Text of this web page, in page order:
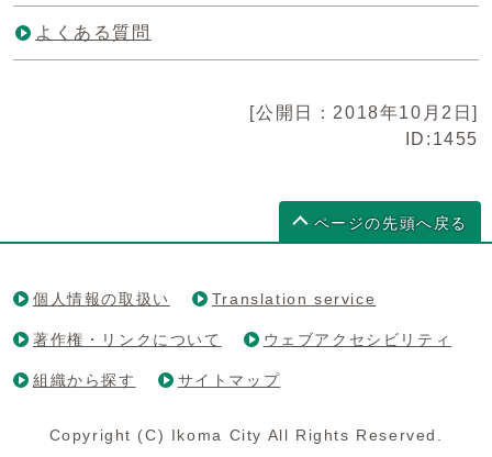
よくある質問
[公開日：2018年10月2日]
ID:1455
ページの先頭へ戻る
個人情報の取扱い Translation service
著作権・リンクについて ウェブアクセシビリティ
組織から探す サイトマップ
Copyright (C) Ikoma City All Rights Reserved.